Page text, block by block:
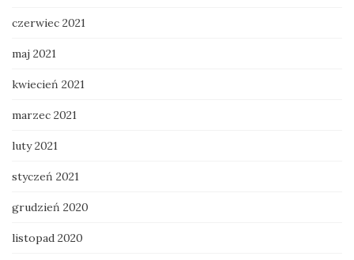
czerwiec 2021
maj 2021
kwiecień 2021
marzec 2021
luty 2021
styczeń 2021
grudzień 2020
listopad 2020